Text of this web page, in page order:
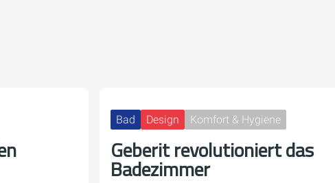
Bad Design Komfort & Hygiene
Geberit revolutioniert das
Badezimmer